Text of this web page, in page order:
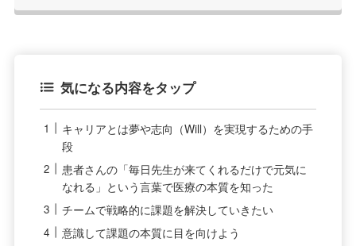
気になる内容をタップ
キャリアとは夢や志向（Will）を実現するための手
段
患者さんの「毎日先生が来てくれるだけで元気に
なれる」という言葉で医療の本質を知った
チームで戦略的に課題を解決していきたい
意識して課題の本質に目を向けよう